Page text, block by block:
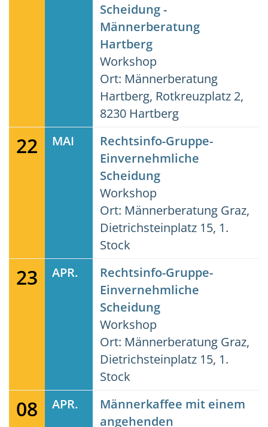
Scheidung -
Männerberatung
Hartberg
Workshop
Ort: Männerberatung
Hartberg, Rotkreuzplatz 2,
8230 Hartberg
22 MAI
Rechtsinfo-Gruppe-
Einvernehmliche
Scheidung
Workshop
Ort: Männerberatung Graz,
Dietrichsteinplatz 15, 1.
Stock
23 APR.
Rechtsinfo-Gruppe-
Einvernehmliche
Scheidung
Workshop
Ort: Männerberatung Graz,
Dietrichsteinplatz 15, 1.
Stock
08 APR.
Männerkaffee mit einem
angehenden